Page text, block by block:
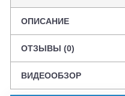
ОПИСАНИЕ
ОТЗЫВЫ (0)
ВИДЕООБЗОР